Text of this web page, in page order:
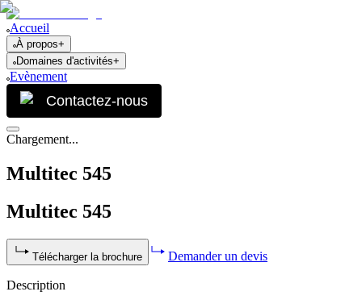
Accueil
À propos+
Domaines d'activités+
Evènement
Contactez-nous
Chargement...
Multitec 545
Multitec 545
Télécharger la brochure Demander un devis
Description